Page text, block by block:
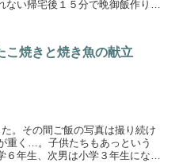
い帰宅後１５分で晩御飯作りを
こ焼きと焼き魚の献立
。その間ご飯の写真は撮り続け
重く…。子供たちもあっという
６年生、次男は小学３年生になり